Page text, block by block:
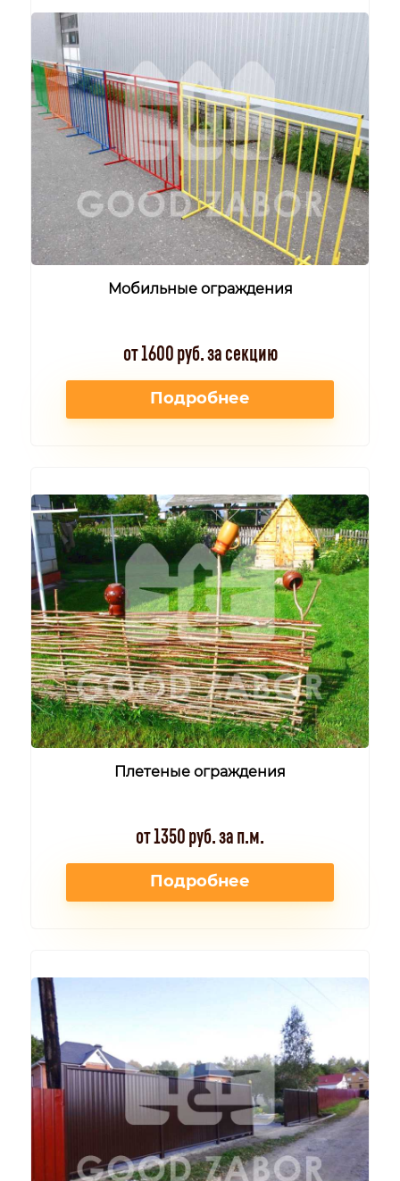
Мобильные ограждения
от 1600 руб. за секцию
Подробнее
Плетеные ограждения
от 1350 руб. за п.м.
Подробнее